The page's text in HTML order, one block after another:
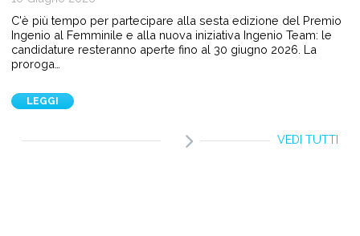
C'è più tempo per partecipare alla sesta edizione del Premio
Ingenio al Femminile e alla nuova iniziativa Ingenio Team: le
candidature resteranno aperte fino al 30 giugno 2026. La
proroga…
LEGGI
VEDI TUTTI